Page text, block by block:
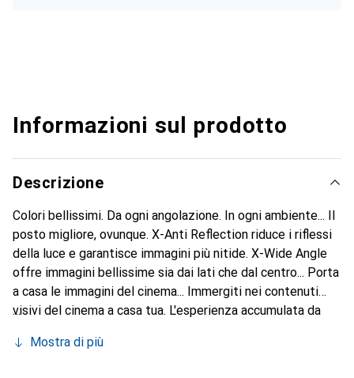
Informazioni sul prodotto
Descrizione
Colori bellissimi. Da ogni angolazione. In ogni ambiente... Il
posto migliore, ovunque. X-Anti Reflection riduce i riflessi
della luce e garantisce immagini più nitide. X-Wide Angle
offre immagini bellissime sia dai lati che dal centro... Porta
a casa le immagini del cinema... Immergiti nei contenuti
visivi del cinema a casa tua. L'esperienza accumulata da
domestico aiuta Sony a riprodurre fedelmente le visioni
Mostra di più